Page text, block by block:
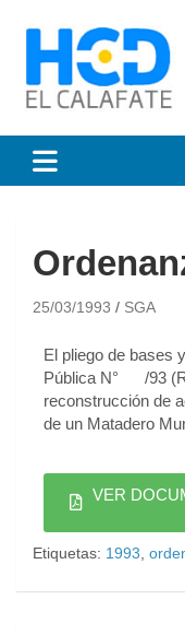
25/03/1993 SGA
El pliego de bases
Pública N° /93
reconstrucción de
de un Matadero
VER
Etiquetas: 1993